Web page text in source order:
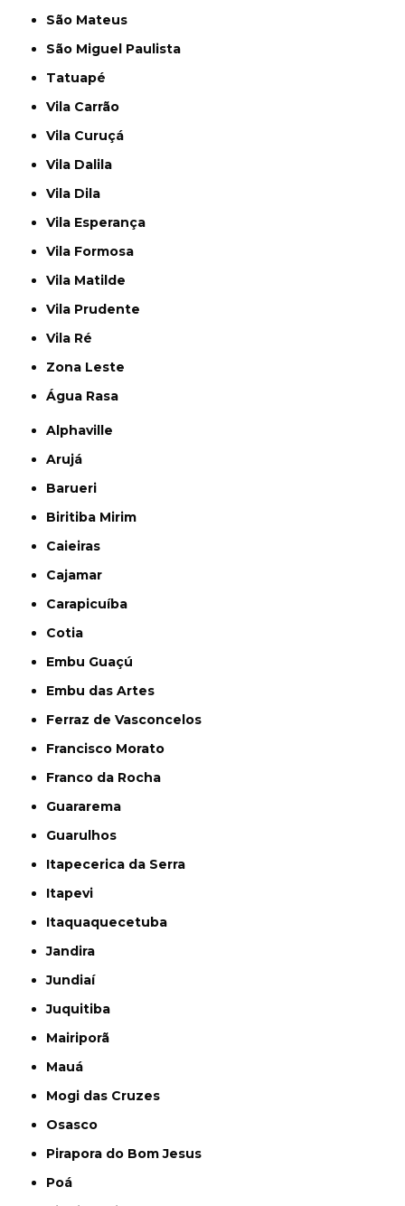
São Mateus
São Miguel Paulista
Tatuapé
Vila Carrão
Vila Curuçá
Vila Dalila
Vila Dila
Vila Esperança
Vila Formosa
Vila Matilde
Vila Prudente
Vila Ré
Zona Leste
Água Rasa
Alphaville
Arujá
Barueri
Biritiba Mirim
Caieiras
Cajamar
Carapicuíba
Cotia
Embu Guaçú
Embu das Artes
Ferraz de Vasconcelos
Francisco Morato
Franco da Rocha
Guararema
Guarulhos
Itapecerica da Serra
Itapevi
Itaquaquecetuba
Jandira
Jundiaí
Juquitiba
Mairiporã
Mauá
Mogi das Cruzes
Osasco
Pirapora do Bom Jesus
Poá